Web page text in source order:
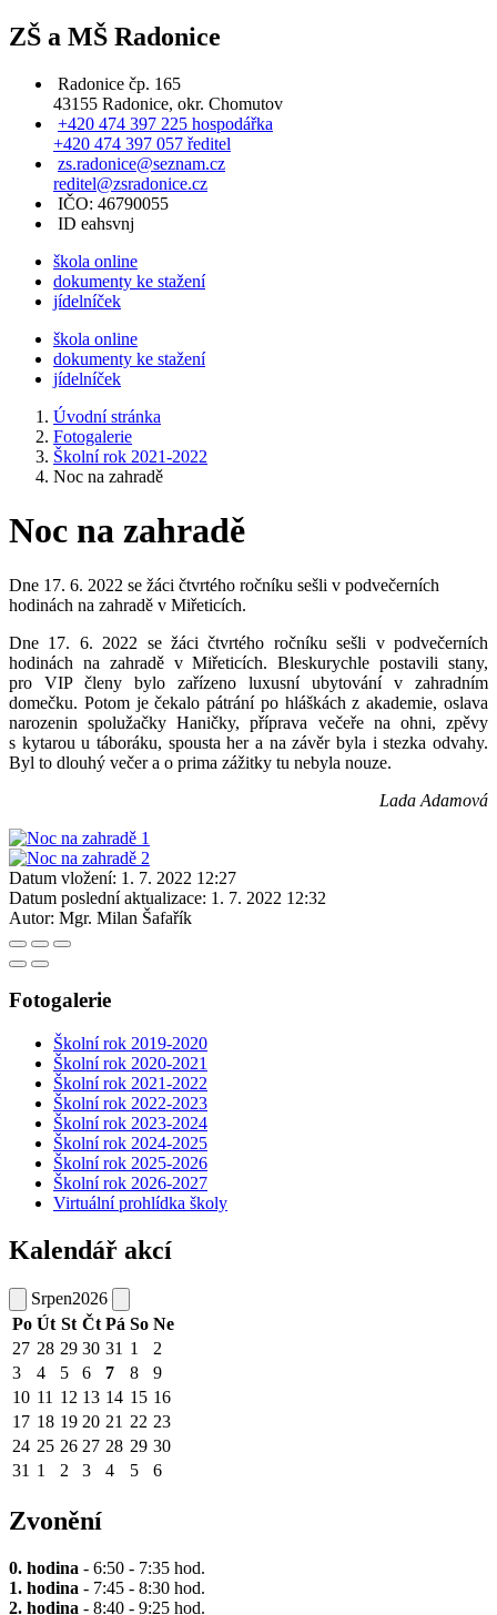
ZŠ a MŠ Radonice
Radonice čp. 165
43155 Radonice, okr. Chomutov
+420 474 397 225 hospodářka
+420 474 397 057 ředitel
zs.radonice@seznam.cz
reditel@zsradonice.cz
IČO: 46790055
ID eahsvnj
škola online
dokumenty ke stažení
jídelníček
škola online
dokumenty ke stažení
jídelníček
Úvodní stránka
Fotogalerie
Školní rok 2021-2022
Noc na zahradě
Noc na zahradě
Dne 17. 6. 2022 se žáci čtvrtého ročníku sešli v podvečerních
hodinách na zahradě v Miřeticích.
Dne 17. 6. 2022 se žáci čtvrtého ročníku sešli v podvečerních
hodinách na zahradě v Miřeticích. Bleskurychle postavili stany,
pro VIP členy bylo zařízeno luxusní ubytování v zahradním
domečku. Potom je čekalo pátrání po hláškách z akademie, oslava
narozenin spolužačky Haničky, příprava večeře na ohni, zpěvy
s kytarou u táboráku, spousta her a na závěr byla i stezka odvahy.
Byl to dlouhý večer a o prima zážitky tu nebyla nouze.
Lada Adamová
Datum vložení: 1. 7. 2022 12:27
Datum poslední aktualizace: 1. 7. 2022 12:32
Autor: Mgr. Milan Šafařík
Fotogalerie
Školní rok 2019-2020
Školní rok 2020-2021
Školní rok 2021-2022
Školní rok 2022-2023
Školní rok 2023-2024
Školní rok 2024-2025
Školní rok 2025-2026
Školní rok 2026-2027
Virtuální prohlídka školy
Kalendář akcí
Srpen2026
Po Út St Čt Pá So Ne
27 28 29 30 31 1
2
3
4 5 6 7 8
9
10 11 12 13 14 15 16
17 18 19 20 21 22 23
24 25 26 27 28 29 30
31 1 2 3 4 5 6
Zvonění
0. hodina - 6:50 - 7:35 hod.
1. hodina - 7:45 - 8:30 hod.
2. hodina - 8:40 - 9:25 hod.